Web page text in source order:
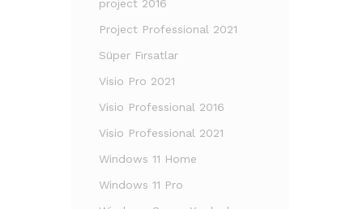
project 2016
Project Professional 2021
Süper Fırsatlar
Visio Pro 2021
Visio Professional 2016
Visio Professional 2021
Windows 11 Home
Windows 11 Pro